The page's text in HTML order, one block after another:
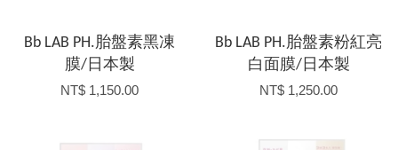
Bb LAB PH.胎盤素黑凍
膜/日本製
NT$ 1,150.00
Bb LAB PH.胎盤素粉紅亮
白面膜/日本製
NT$ 1,250.00